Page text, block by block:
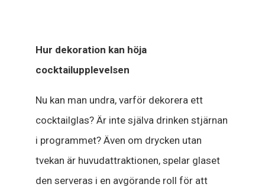
Hur dekoration kan höja
cocktailupplevelsen
Nu kan man undra, varför dekorera ett
cocktailglas? Är inte själva drinken stjärnan
i programmet? Även om drycken utan
tvekan är huvudattraktionen, spelar glaset
den serveras i en avgörande roll för att